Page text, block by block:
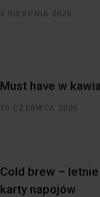
5 SIERPNIA 2026
Must have w
30 CZERWCA 2026
Cold brew –
karty napojów